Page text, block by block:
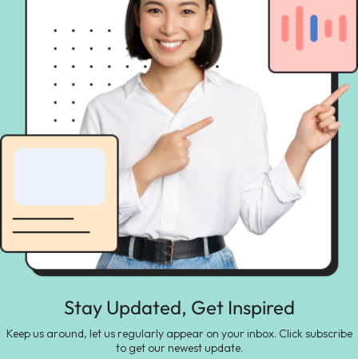
Stay Updated, Get Inspired
Keep us around, let us regularly appear on your inbox. Click subscribe
to get our newest update.